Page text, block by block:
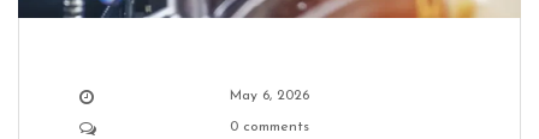
May 6, 2026
0 comments